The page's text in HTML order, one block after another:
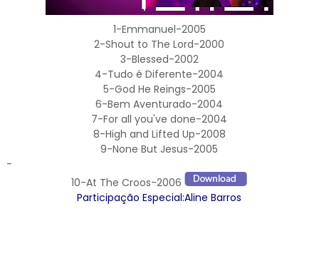
1-Emmanuel-2005
2-Shout to The Lord-2000
3-Blessed-2002
4-Tudo é Diferente-2004
5-God He Reings-2005
6-Bem Aventurado-2004
7-For all you've done-2004
8-High and Lifted Up-2008
9-None But Jesus-2005
-
10-At The Croos-2006
Participação Especial:Aline Barros